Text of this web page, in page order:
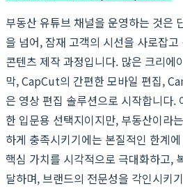
부동산 유튜브 채널을 운영하는 것은
을 넘어, 잠재 고객의 시선을 사로잡
콘텐츠 제작 과정입니다. 많은 크리
막, CapCut의 간편한 모바일 편집,
은 영상 편집 솔루션으로 시작합니다.
한 입문용 선택지이지만, 부동산이라
하게 충족시키기에는 본질적인 한계
핵심 가치를 시각적으로 극대화하고,
달하며, 브랜드의 전문성을 각인시키